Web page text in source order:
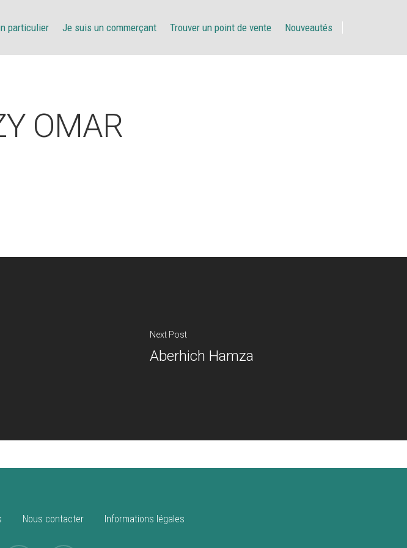
particulier Je suis un commerçant Trouver un point de vente Nouveautés
OMAR
Next Post
Aberhich Hamza
Nous contacter Informations légales